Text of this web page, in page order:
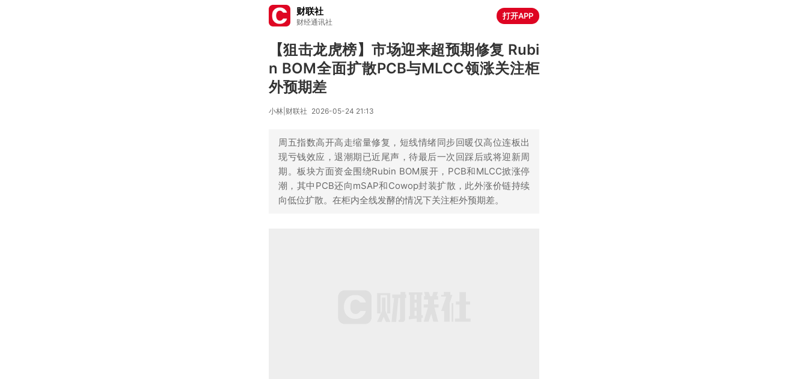
财联社
财经通讯社
打开APP
【狙击龙虎榜】市场迎来超预期修复 Rubi
n BOM全面扩散PCB与MLCC领涨关注柜
外预期差
小林|财联社 2026-05-24 21:13
周五指数高开高走缩量修复，短线情绪同步回暖仅高位连板出
现亏钱效应，退潮期已近尾声，待最后一次回踩后或将迎新周
期。板块方面资金围绕Rubin BOM展开，PCB和MLCC掀涨停
潮，其中PCB还向mSAP和Cowop封装扩散，此外涨价链持续
向低位扩散。在柜内全线发酵的情况下关注柜外预期差。